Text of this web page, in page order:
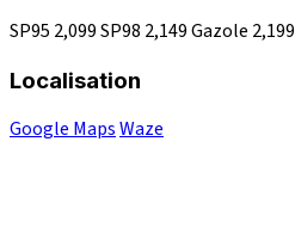
SP95 2,099SP98 2,149Gazole 2,199
Localisation
Google MapsWaze